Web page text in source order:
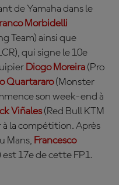
de Yamaha dans le
Morbidelli
Team) ainsi que
qui signe le 10e
Diogo Moreira (Pro
Quartararo(Monster
son week-end à
Viñales(Red Bull KTM
à la compétition. Après
Mans, Francesco
17e de cette FP1.